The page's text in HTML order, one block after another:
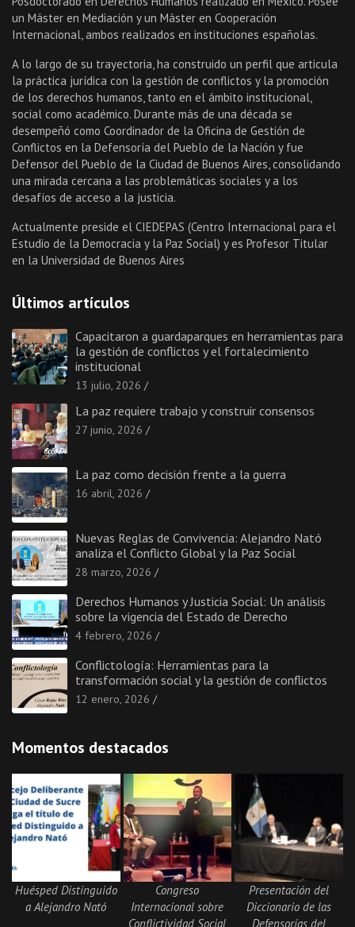
un Máster en Mediación y un Máster en Cooperación
Internacional, ambos realizados en instituciones españolas.
A lo largo de su trayectoria, ha construido un perfil que articula
la práctica jurídica con la gestión de conflictos y la promoción
de los derechos humanos, tanto en el ámbito institucional,
social como académico. Durante más de una década se
desempeñó como Coordinador de la Oficina de Gestión de
Conflictos en la Defensoría del Pueblo de la Nación y fue
Defensor del Pueblo de la Ciudad de Buenos Aires, consolidando
una mirada cercana a las problemáticas sociales y a los
desafíos de acceso a la justicia.
Actualmente preside el CIEDEPAS (Centro Internacional para el
Estudio de la Democracia y la Paz Social) y es Profesor Titular
en la Universidad de Buenos Aires
Últimos artículos
Capacitaron a guardaparques en herramientas para
la gestión de conflictos y el fortalecimiento
institucional
13 julio, 2026
La paz requiere trabajo y construir consensos
27 junio, 2026
La paz como decisión frente a la guerra
16 abril, 2026
Nuevas Reglas de Convivencia: Alejandro Nató
analiza el Conflicto Global y la Paz Social
28 marzo, 2026
Derechos Humanos y Justicia Social: Un análisis
sobre la vigencia del Estado de Derecho
4 febrero, 2026
Conflictología: Herramientas para la
transformación social y la gestión de conflictos
12 enero, 2026
Momentos destacados
Huésped Distinguido
a Alejandro Nató
Congreso
Internacional sobre
Conflictividad Social
Presentación del
Diccionario de las
Defensorías del